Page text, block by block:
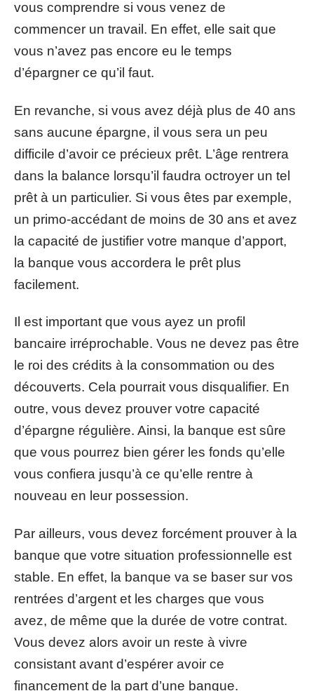
vous comprendre si vous venez de
commencer un travail. En effet, elle sait que
vous n’avez pas encore eu le temps
d’épargner ce qu’il faut.
En revanche, si vous avez déjà plus de 40 ans
sans aucune épargne, il vous sera un peu
difficile d’avoir ce précieux prêt. L’âge rentrera
dans la balance lorsqu’il faudra octroyer un tel
prêt à un particulier. Si vous êtes par exemple,
un primo-accédant de moins de 30 ans et avez
la capacité de justifier votre manque d’apport,
la banque vous accordera le prêt plus
facilement.
Il est important que vous ayez un profil
bancaire irréprochable. Vous ne devez pas être
le roi des crédits à la consommation ou des
découverts. Cela pourrait vous disqualifier. En
outre, vous devez prouver votre capacité
d’épargne régulière. Ainsi, la banque est sûre
que vous pourrez bien gérer les fonds qu’elle
vous confiera jusqu’à ce qu’elle rentre à
nouveau en leur possession.
Par ailleurs, vous devez forcément prouver à la
banque que votre situation professionnelle est
stable. En effet, la banque va se baser sur vos
rentrées d’argent et les charges que vous
avez, de même que la durée de votre contrat.
Vous devez alors avoir un reste à vivre
consistant avant d’espérer avoir ce
financement de la part d’une banque.